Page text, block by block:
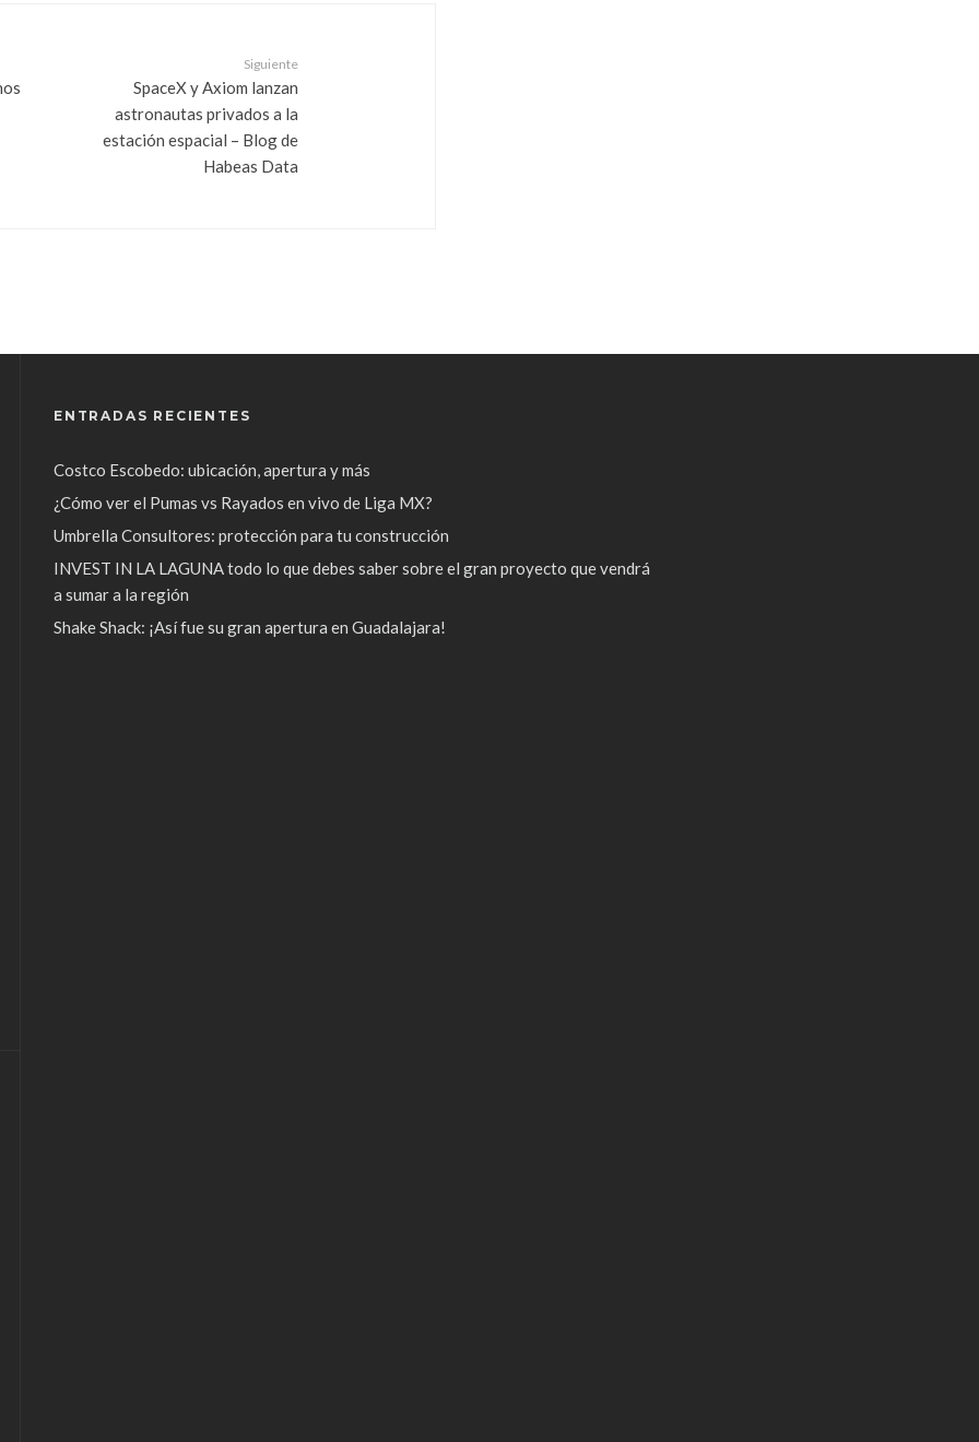
Siguiente
SpaceX y Axiom lanzan
astronautas privados a la
estación espacial – Blog de
Habeas Data
ENTRADAS RECIENTES
Costco Escobedo: ubicación, apertura y más
¿Cómo ver el Pumas vs Rayados en vivo de Liga MX?
Umbrella Consultores: protección para tu construcción
INVEST IN LA LAGUNA todo lo que debes saber sobre el gran proyecto que vendrá
a sumar a la región
Shake Shack: ¡Así fue su gran apertura en Guadalajara!